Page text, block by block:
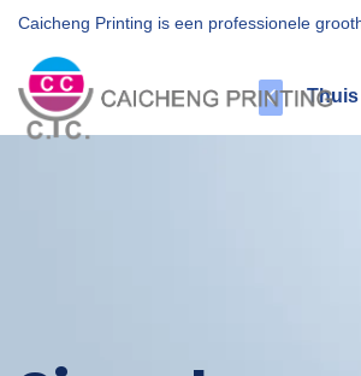
Caicheng Printing is een professionele
Thuis